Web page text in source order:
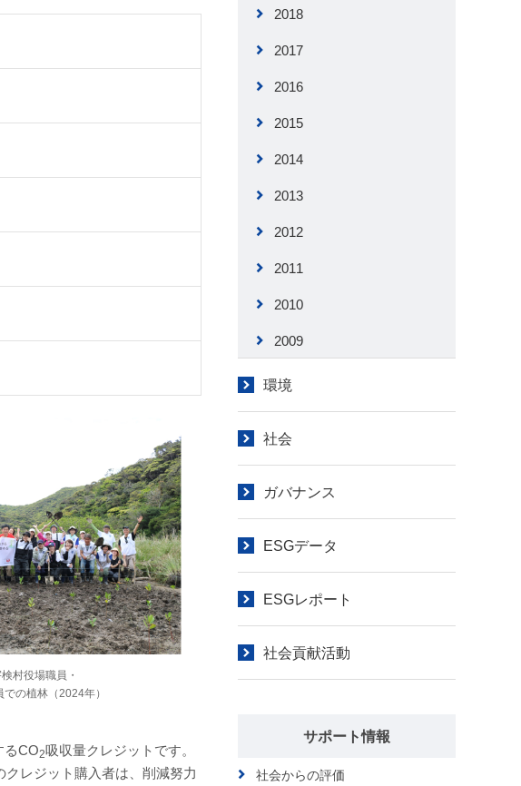
村役場職員・
での植林（2024年）
るCO2吸収量クレジットです。
レジット購入者は、削減努力
2018
2017
2016
2015
2014
2013
2012
2011
2010
2009
環境
社会
ガバナンス
ESGデータ
ESGレポート
社会貢献活動
サポート情報
社会からの評価